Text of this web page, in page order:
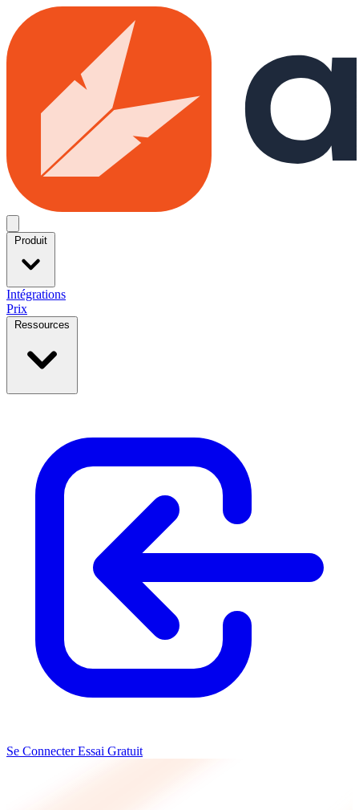
Skip to main content
Produit
Intégrations
Prix
Ressources
Se ConnecterEssai Gratuit